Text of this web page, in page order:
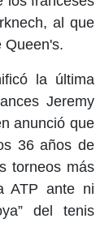
al que
Queen's.
la última
Jeremy
anunció que
36 años de
torneos más
ATP ante ni
del tenis